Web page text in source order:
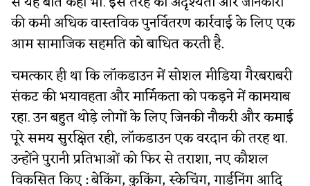
की कमी अधिक वास्तविक पुनर्वितरण कार्रवाई के लिए एक
आम सामाजिक सहमति को बाधित करती है.
चमत्कार ही था कि लॉकडाउन में सोशल मीडिया गैरबराबरी
संकट की भयावहता और मार्मिकता को पकड़ने में कामयाब
रहा. उन बहुत थोड़े लोगों के लिए जिनकी नौकरी और कमाई
पूरे समय सुरक्षित रही, लॉकडाउन एक वरदान की तरह था.
उन्होंने पुरानी प्रतिभाओं को फिर से तराशा, नए कौशल
विकसित किए : बेकिंग, कुकिंग, स्केचिंग, गार्डनिंग आदि